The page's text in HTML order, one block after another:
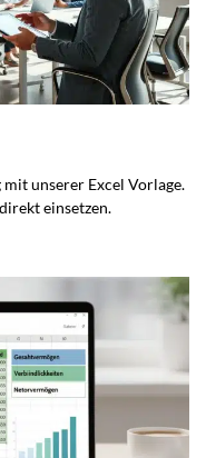
unserer Excel Vorlage.
einsetzen.